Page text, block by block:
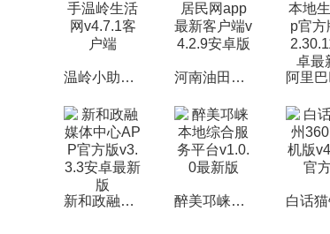
温岭小助手温岭生活网v4.7.1客户端 河南油田居民网app最新客户端v4.2.9安卓版
新和政融媒体中心APP官方版v3.3.3安卓最新版 醉美邛崃本地综合服务平台v1.0.0最新版